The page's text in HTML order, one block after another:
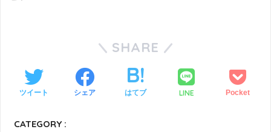
SHARE
ツイート シェア はてブ LINE Pocket
CATEGORY :